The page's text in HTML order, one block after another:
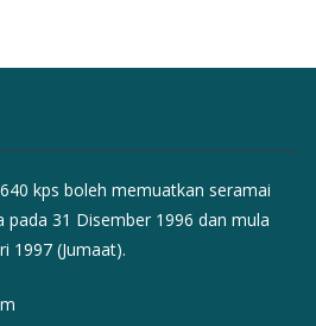
kps boleh memuatkan seramai
pada 31 Disember 1996 dan mula
1997 (Jumaat).